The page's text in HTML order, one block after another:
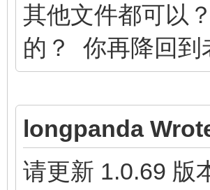
其他文件都可以
的？ 你再降回到
longpanda
请更新 1.0.69 版